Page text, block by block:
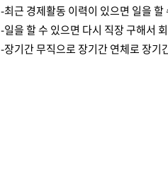
-최근 경제활동 이력이 있으면 일을
-일을 할 수 있으면 다시 직장 구해서
-장기간 무직으로 장기간 연체로 장